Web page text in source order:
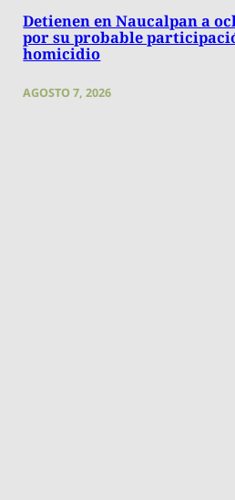
Detienen en Naucalpan a
por su probable
homicidio
AGOSTO 7, 2026